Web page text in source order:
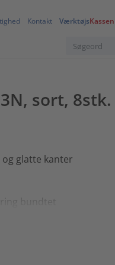
Kontakt VærktøjsKassen
sort, 8stk.
glatte kanter
bundtet